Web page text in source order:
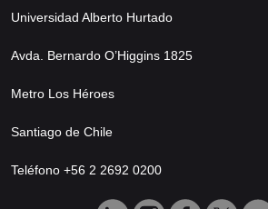
Universidad Alberto Hurtado
Avda. Bernardo O’Higgins 1825
Metro Los Héroes
Santiago de Chile
Teléfono +56 2 2692 0200